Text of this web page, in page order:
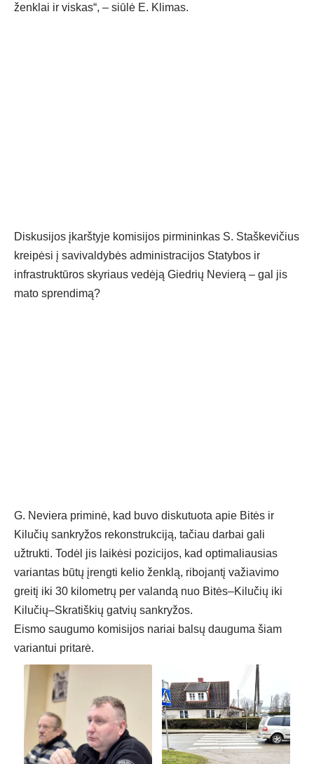
ženklai ir viskas“, – siūlė E. Klimas.
Diskusijos įkarštyje komisijos pirmininkas S. Staškevičius
kreipėsi į savivaldybės administracijos Statybos ir
infrastruktūros skyriaus vedėją Giedrių Nevierą – gal jis
mato sprendimą?
G. Neviera priminė, kad buvo diskutuota apie Bitės ir
Kilučių sankryžos rekonstrukciją, tačiau darbai gali
užtrukti. Todėl jis laikėsi pozicijos, kad optimaliausias
variantas būtų įrengti kelio ženklą, ribojantį važiavimo
greitį iki 30 kilometrų per valandą nuo Bitės–Kilučių iki
Kilučių–Skratiškių gatvių sankryžos.
Eismo saugumo komisijos nariai balsų dauguma šiam
variantui pritarė.